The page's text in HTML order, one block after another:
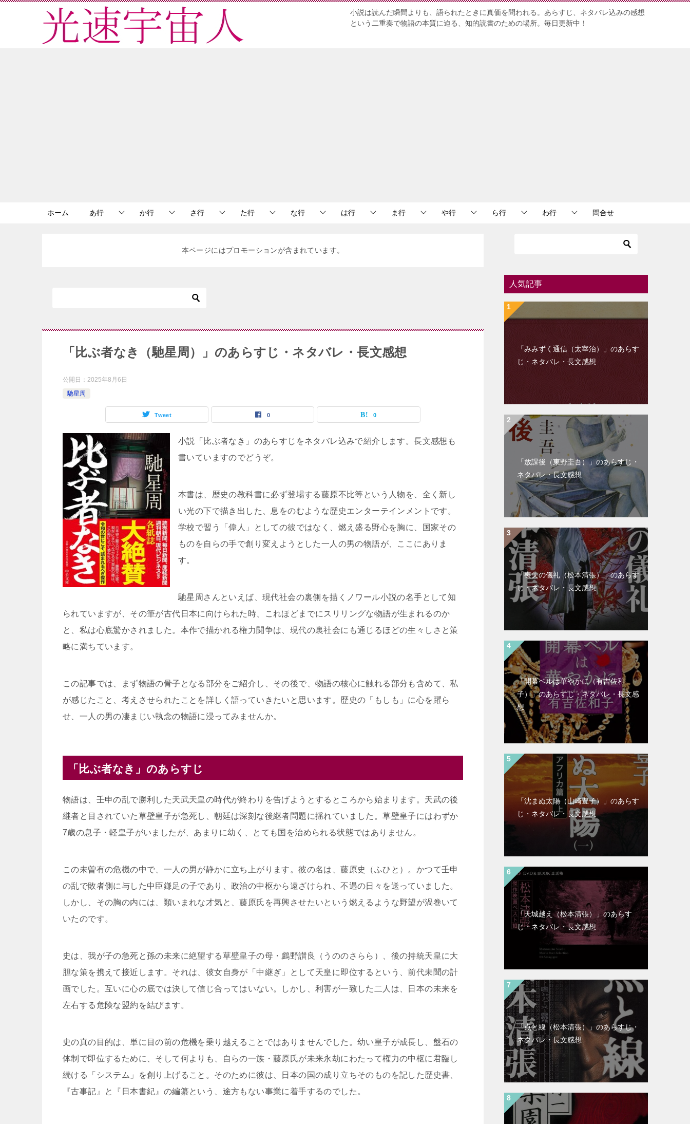
小説は読んだ瞬間よりも、語られたときに真価を問われる。あらすじ、ネタバレ込みの感想
という二重奏で物語の本質に迫る、知的読書のための場所。毎日更新中！
ホーム あ行 か行 さ行 た行 な行 は行 ま行 や行 ら行 わ行 問合せ
本ページにはプロモーションが含まれています。
「比ぶ者なき（馳星周）」のあらすじ・ネタバレ・長文感想
公開日： 2025年8月6日
馳星周
Tweet 0 0
小説「比ぶ者なき」のあらすじをネタバレ込みで紹介します。長文感想も
書いていますのでどうぞ。
本書は、歴史の教科書に必ず登場する藤原不比等という人物を、全く新し
い光の下で描き出した、息をのむような歴史エンターテインメントです。
学校で習う「偉人」としての彼ではなく、燃え盛る野心を胸に、国家その
ものを自らの手で創り変えようとした一人の男の物語が、ここにありま
す。
馳星周さんといえば、現代社会の裏側を描くノワール小説の名手として知
られていますが、その筆が古代日本に向けられた時、これほどまでにスリリングな物語が生まれるのか
と、私は心底驚かされました。本作で描かれる権力闘争は、現代の裏社会にも通じるほどの生々しさと策
略に満ちています。
この記事では、まず物語の骨子となる部分をご紹介し、その後で、物語の核心に触れる部分も含めて、私
が感じたこと、考えさせられたことを詳しく語っていきたいと思います。歴史の「もしも」に心を躍ら
せ、一人の男の凄まじい執念の物語に浸ってみませんか。
「比ぶ者なき」のあらすじ
物語は、壬申の乱で勝利した天武天皇の時代が終わりを告げようとするところから始まります。天武の後
継者と目されていた草壁皇子が急死し、朝廷は深刻な後継者問題に揺れていました。草壁皇子にはわずか
7歳の息子・軽皇子がいましたが、あまりに幼く、とても国を治められる状態ではありません。
この未曽有の危機の中で、一人の男が静かに立ち上がります。彼の名は、藤原史（ふひと）。かつて壬申
の乱で敗者側に与した中臣鎌足の子であり、政治の中枢から遠ざけられ、不遇の日々を送っていました。
しかし、その胸の内には、類いまれな才気と、藤原氏を再興させたいという燃えるような野望が渦巻いて
いたのです。
史は、我が子の急死と孫の未来に絶望する草壁皇子の母・鸕野讃良（うののさらら）、後の持統天皇に大
胆な策を携えて接近します。それは、彼女自身が「中継ぎ」として天皇に即位するという、前代未聞の計
画でした。互いに心の底では決して信じ合ってはいない。しかし、利害が一致した二人は、日本の未来を
左右する危険な盟約を結びます。
史の真の目的は、単に目の前の危機を乗り越えることではありませんでした。幼い皇子が成長し、盤石の
体制で即位するために、そして何よりも、自らの一族・藤原氏が未来永劫にわたって権力の中枢に君臨し
続ける「システム」を創り上げること。そのために彼は、日本の国の成り立ちそのものを記した歴史書、
『古事記』と『日本書紀』の編纂という、途方もない事業に着手するのでした。
人気記事
「みみずく通信（太宰治）」のあらす
じ・ネタバレ・長文感想
「放課後（東野圭吾）」のあらすじ・
ネタバレ・長文感想
「喪失の儀礼（松本清張）」のあらす
じ・ネタバレ・長文感想
「開幕ベルは華やかに（有吉佐和
子）」のあらすじ・ネタバレ・長文感
想
「沈まぬ太陽（山崎豊子）」のあらす
じ・ネタバレ・長文感想
「天城越え（松本清張）」のあらす
じ・ネタバレ・長文感想
「点と線（松本清張）」のあらすじ・
ネタバレ・長文感想